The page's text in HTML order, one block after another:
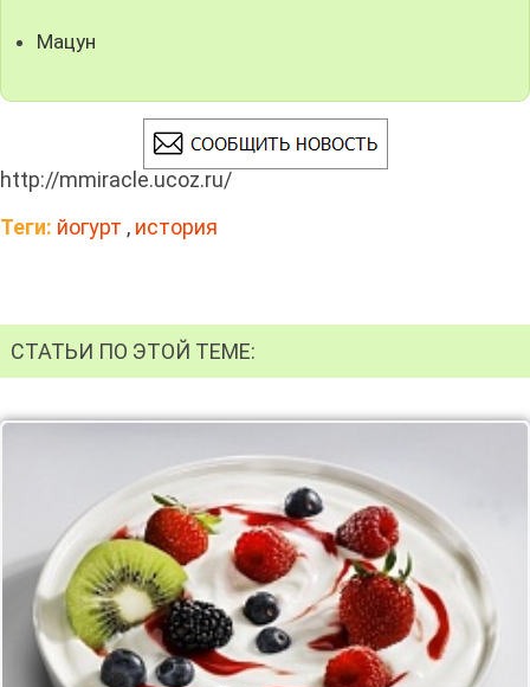
Мацун
http://mmiracle.ucoz.ru/
Теги: йогурт , история
СТАТЬИ ПО ЭТОЙ ТЕМЕ: